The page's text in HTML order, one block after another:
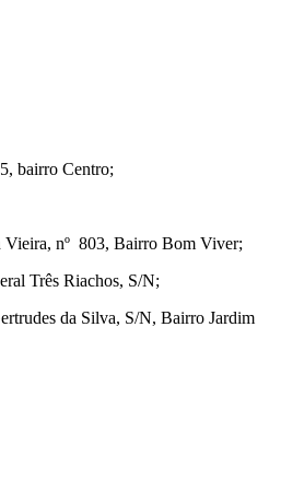
bairro Centro;
Vieira, nº 803, Bairro Bom Viver;
Três Riachos, S/N;
da Silva, S/N, Bairro Jardim